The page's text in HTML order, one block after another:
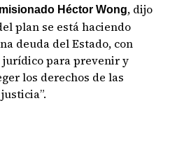
Héctor Wong, dijo
plan se está haciendo
deuda del Estado, con
para prevenir y
los derechos de las